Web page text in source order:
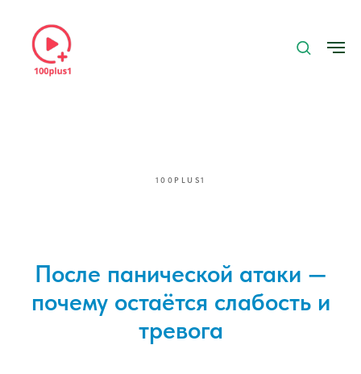
100PLUS1
После панической атаки —
почему остаётся слабость и
тревога